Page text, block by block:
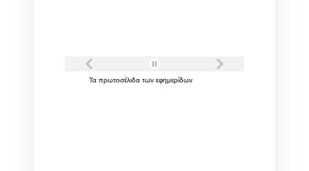
Τα πρωτοσέλιδα των εφημερίδων